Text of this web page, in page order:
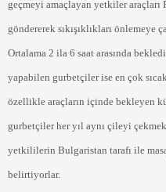
geçmeyi amaçlayan yetkiler araçları
göndererek sıkışıklıkları önlemeye
Ortalama 2 ila 6 saat arasında
yapabilen gurbetçiler ise en çok
özellikle araçların içinde bekleyen
gurbetçiler her yıl aynı çileyi
yetkililerin Bulgaristan tarafı ile
belirtiyorlar.